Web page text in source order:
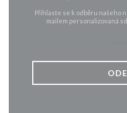
Přihlaste se k odběru našeho
mailem personalizovaná